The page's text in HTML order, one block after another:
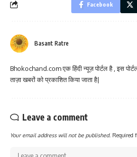
Facebook
Basant Ratre
Bhokochand.com एक हिंदी न्यूज़ पोर्टल है , इस
ताज़ा खबरों को प्रकाशित किया जाता है|
Leave a comment
Your email address will not be published. Required